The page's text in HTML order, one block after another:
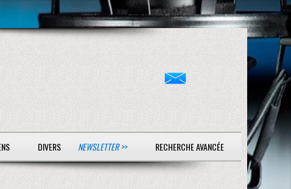
DIVERS NEWSLETTER >> RECHERCHE AVANCÉE